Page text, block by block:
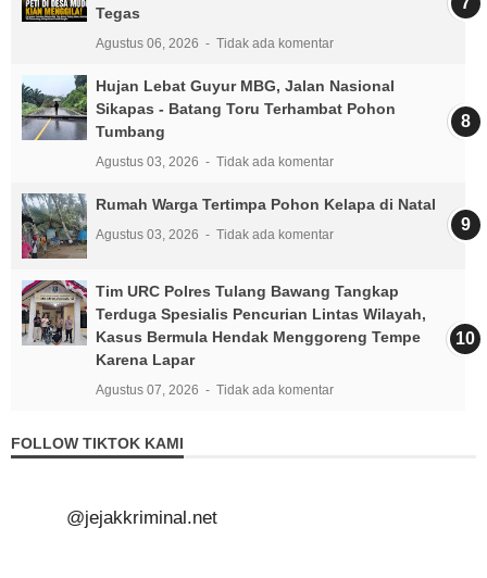
Tegas
Agustus 06, 2026 Tidak ada komentar
Hujan Lebat Guyur MBG, Jalan Nasional
Sikapas - Batang Toru Terhambat Pohon
Tumbang
Agustus 03, 2026 Tidak ada komentar
Rumah Warga Tertimpa Pohon Kelapa di Natal
Agustus 03, 2026 Tidak ada komentar
Tim URC Polres Tulang Bawang Tangkap
Terduga Spesialis Pencurian Lintas Wilayah,
Kasus Bermula Hendak Menggoreng Tempe
Karena Lapar
Agustus 07, 2026 Tidak ada komentar
FOLLOW TIKTOK KAMI
@jejakkriminal.net